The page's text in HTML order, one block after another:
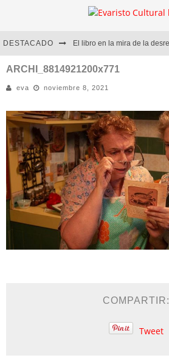
DESTACADO
Marcelo Rubio | El llovedor
Diego Meret | Hotel Acapulco
Alejandra Correa | La nieve
ARCHI_8814921200x771
eva noviembre 8, 2021
COMPARTIR:
Tweet